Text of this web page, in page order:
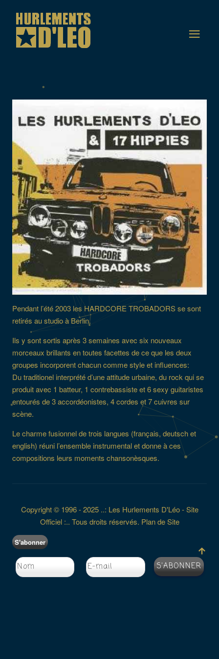
Pendant l’été 2003 les HARDCORE TROBADORS se sont
retirés au studio à Berlin.
Ils y sont sortis après 3 semaines avec six nouveaux
morceaux brillants en toutes facettes de ce que les deux
groupes incorporent chacun comme style et influences:
Du traditionel interprété d’une attitude urbaine, du rock qui se
produit avec 1 batteur, 1 contrebassiste et 6 sexy guitaristes
entourés de 3 accordéonistes, 4 cordes et 7 cuivres sur
scène.
Le charme fusionnel de trois langues (français, deutsch et
english) réuni l’ensemble instrumental et donne à ces
compositions leurs moments chansonèsques.
Copyright © 1996 - 2025 ..: Les Hurlements D'Léo - Site
Officiel :.. Tous droits réservés. Plan de Site
S'abonner